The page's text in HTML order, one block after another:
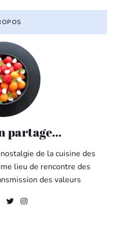
partage…
de la cuisine des
lieu de rencontre des
des valeurs
Twitter
Instagram